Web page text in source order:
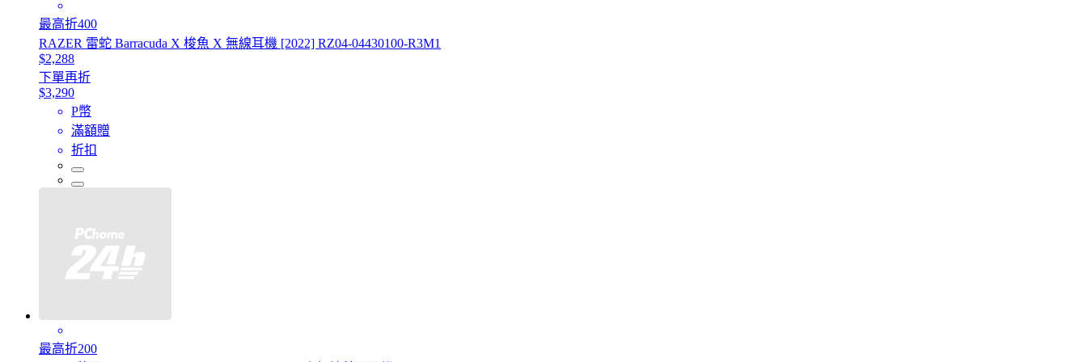
最高折400
RAZER 雷蛇 Barracuda X 梭魚 X 無線耳機 [2022] RZ04-04430100-R3M1
$2,288
下單再折
$3,290
P幣
滿額贈
折扣
最高折200